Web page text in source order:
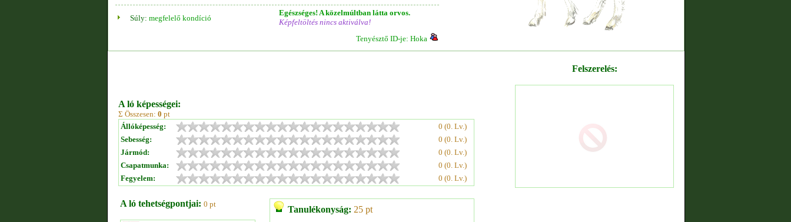
Súly: megfelelő kondíció
Egészséges! A közelmúltban látta orvos.
Képfeltöltés nincs aktiválva!
Tenyésztő ID-je: Hoka
A ló képességei:
Σ Összesen: 0 pt
Állóképesség:
0 (0. Lv.)
Sebesség:
0 (0. Lv.)
Jármód:
0 (0. Lv.)
Csapatmunka:
0 (0. Lv.)
Fegyelem:
0 (0. Lv.)
A ló tehetségpontjai: 0 pt
Tanulékonyság: 25 pt
Felszerelés: